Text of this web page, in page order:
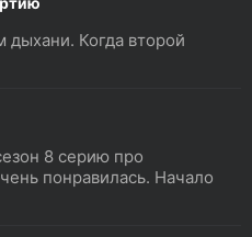
Когда второй
8 серию про
понравилась. Начало